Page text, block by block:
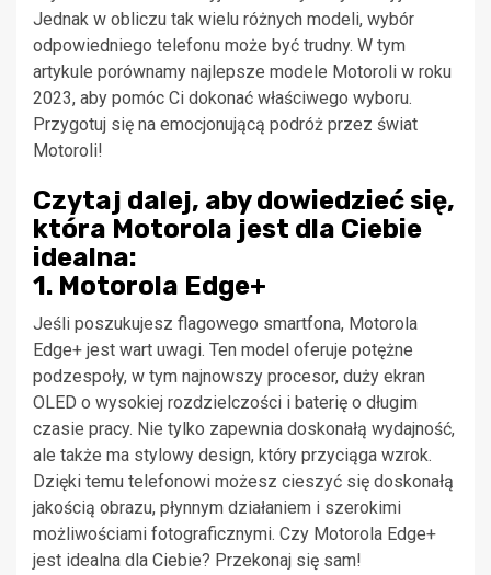
Jednak w obliczu tak wielu różnych modeli, wybór
odpowiedniego telefonu może być trudny. W tym
artykule porównamy najlepsze modele Motoroli w roku
2023, aby pomóc Ci dokonać właściwego wyboru.
Przygotuj się na emocjonującą podróż przez świat
Motoroli!
Czytaj dalej, aby dowiedzieć się,
która Motorola jest dla Ciebie
idealna:
1. Motorola Edge+
Jeśli poszukujesz flagowego smartfona, Motorola
Edge+ jest wart uwagi. Ten model oferuje potężne
podzespoły, w tym najnowszy procesor, duży ekran
OLED o wysokiej rozdzielczości i baterię o długim
czasie pracy. Nie tylko zapewnia doskonałą wydajność,
ale także ma stylowy design, który przyciąga wzrok.
Dzięki temu telefonowi możesz cieszyć się doskonałą
jakością obrazu, płynnym działaniem i szerokimi
możliwościami fotograficznymi. Czy Motorola Edge+
jest idealna dla Ciebie? Przekonaj się sam!